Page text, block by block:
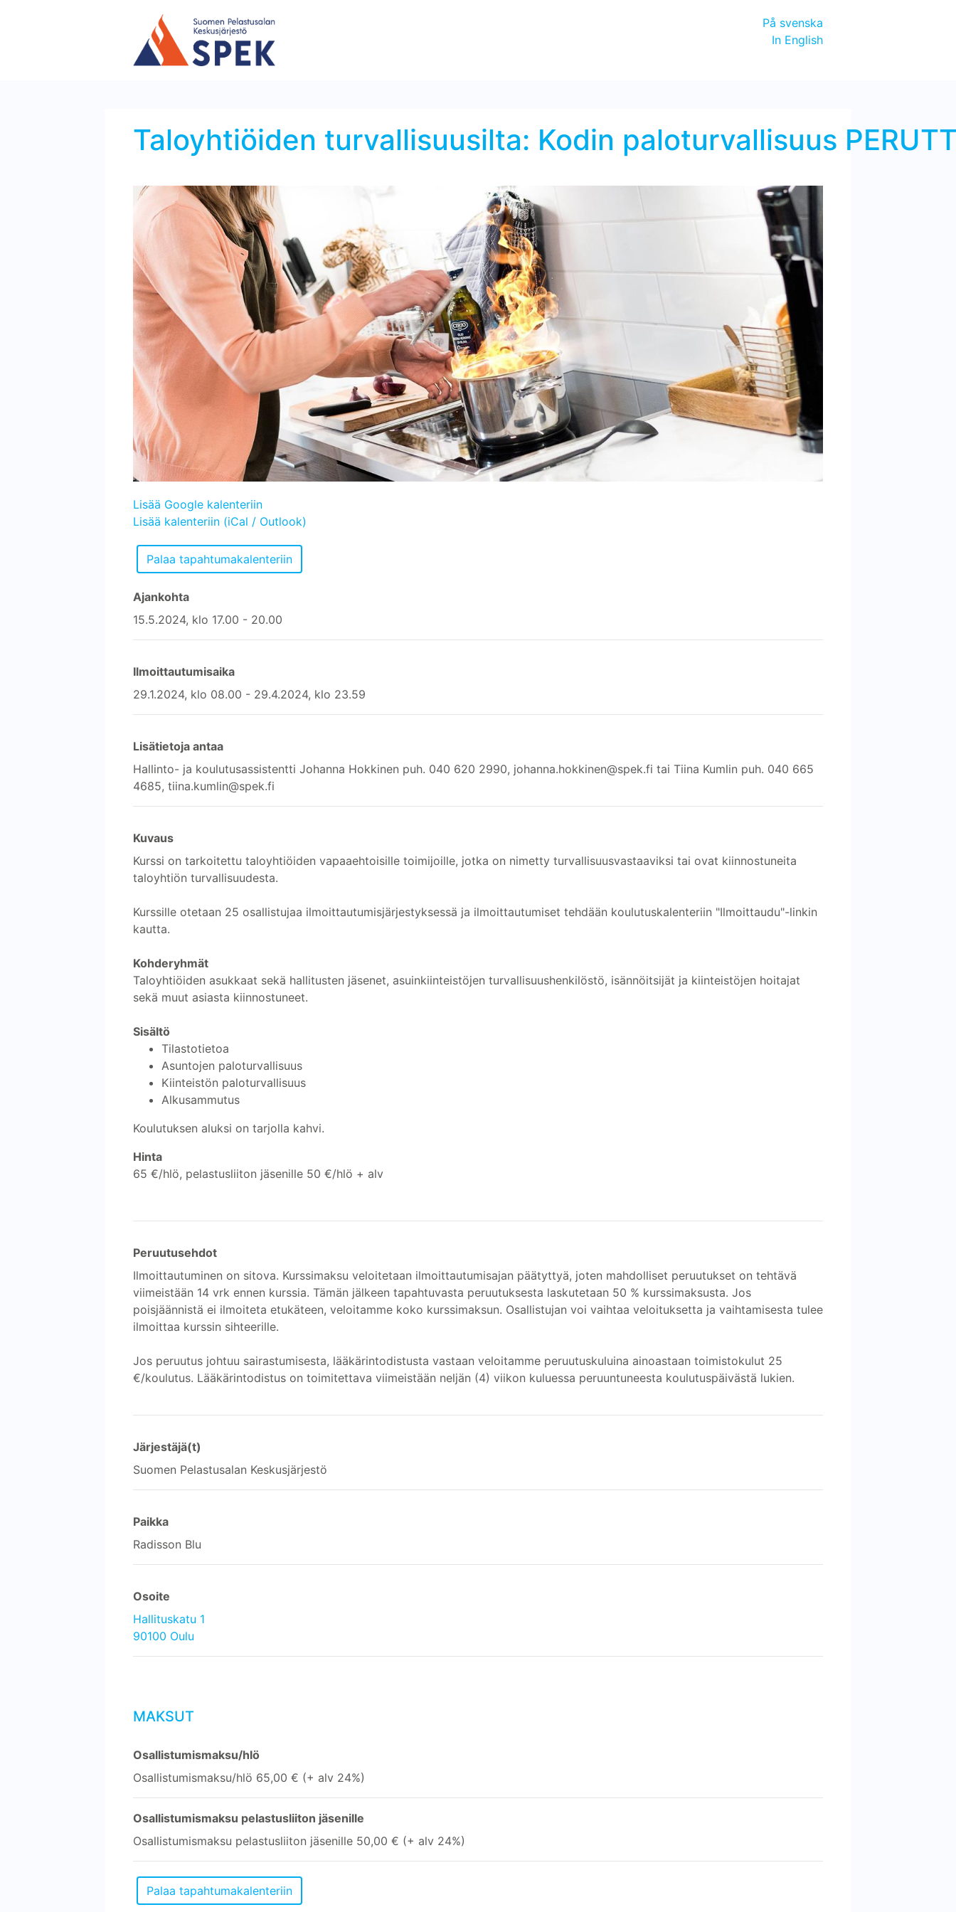
På svenska
In English
Taloyhtiöiden turvallisuusilta: Kodin paloturvallisuus
Lisää Google kalenteriin
Lisää kalenteriin (iCal / Outlook)
Ajankohta
15.5.2024, klo 17.00 - 20.00
Ilmoittautumisaika
29.1.2024, klo 08.00 - 29.4.2024, klo 23.59
Lisätietoja antaa
Hallinto- ja koulutusassistentti Johanna Hokkinen puh. 040 620 2990, johanna.hokkinen@spek.fi tai Tiina Kumlin puh. 040 665
4685, tiina.kumlin@spek.fi
Kuvaus
Kurssi on tarkoitettu taloyhtiöiden vapaaehtoisille toimijoille, jotka on nimetty turvallisuusvastaaviksi tai ovat kiinnostuneita
taloyhtiön turvallisuudesta.
Kurssille otetaan 25 osallistujaa ilmoittautumisjärjestyksessä ja ilmoittautumiset tehdään koulutuskalenteriin "Ilmoittaudu"-linkin
kautta.
Kohderyhmät
Taloyhtiöiden asukkaat sekä hallitusten jäsenet, asuinkiinteistöjen turvallisuushenkilöstö, isännöitsijät ja kiinteistöjen hoitajat
sekä muut asiasta kiinnostuneet.
Sisältö
Tilastotietoa
Asuntojen paloturvallisuus
Kiinteistön paloturvallisuus
Alkusammutus
Koulutuksen aluksi on tarjolla kahvi.
Hinta
65 €/hlö, pelastusliiton jäsenille 50 €/hlö + alv
Peruutusehdot
Ilmoittautuminen on sitova. Kurssimaksu veloitetaan ilmoittautumisajan päätyttyä, joten mahdolliset peruutukset on tehtävä
viimeistään 14 vrk ennen kurssia. Tämän jälkeen tapahtuvasta peruutuksesta laskutetaan 50 % kurssimaksusta. Jos
poisjäännistä ei ilmoiteta etukäteen, veloitamme koko kurssimaksun. Osallistujan voi vaihtaa veloituksetta ja vaihtamisesta tulee
ilmoittaa kurssin sihteerille.
Jos peruutus johtuu sairastumisesta, lääkärintodistusta vastaan veloitamme peruutuskuluina ainoastaan toimistokulut 25
€/koulutus. Lääkärintodistus on toimitettava viimeistään neljän (4) viikon kuluessa peruuntuneesta koulutuspäivästä lukien.
Järjestäjä(t)
Suomen Pelastusalan Keskusjärjestö
Paikka
Radisson Blu
Osoite
Hallituskatu 1
90100 Oulu
MAKSUT
Osallistumismaksu/hlö
Osallistumismaksu/hlö 65,00 € (+ alv 24%)
Osallistumismaksu pelastusliiton jäsenille
Osallistumismaksu pelastusliiton jäsenille 50,00 € (+ alv 24%)